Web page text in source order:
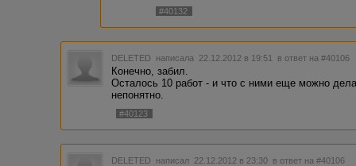
#40132
DELETED написала 22.12.2012 в 19:51 в ответ на #40106
Конечно, забил.
Осталось 10 работ - и что с ними еще можно
непонятно.
#40123
DELETED написал 22.12.2012 в 23:30 в ответ на #40106